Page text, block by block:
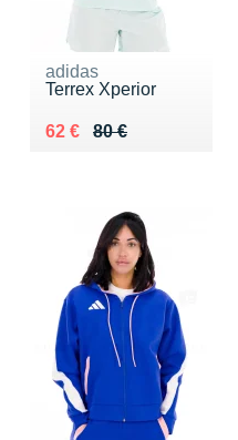
adidas
Terrex Xperior
80 €
Au lieu de 80 €
62 €
Vendu 62 €